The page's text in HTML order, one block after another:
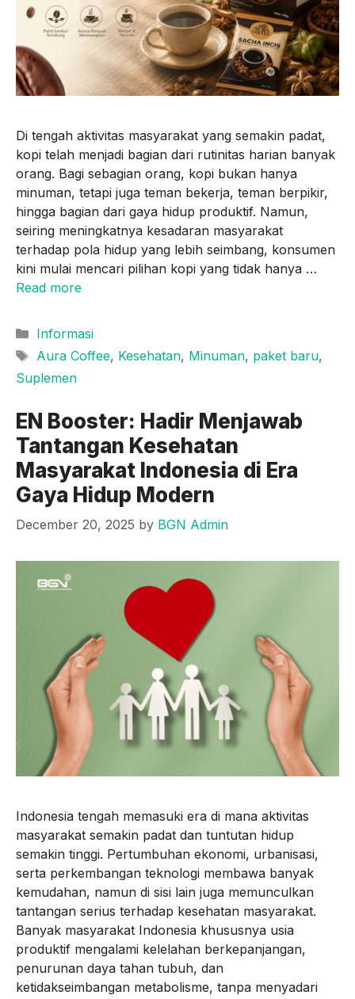
Di tengah aktivitas masyarakat yang semakin padat,
kopi telah menjadi bagian dari rutinitas harian banyak
orang. Bagi sebagian orang, kopi bukan hanya
minuman, tetapi juga teman bekerja, teman berpikir,
hingga bagian dari gaya hidup produktif. Namun,
seiring meningkatnya kesadaran masyarakat
terhadap pola hidup yang lebih seimbang, konsumen
kini mulai mencari pilihan kopi yang tidak hanya …
Read more
Categories
Informasi
Tags
Aura Coffee, Kesehatan, Minuman, paket baru,
Suplemen
EN Booster: Hadir Menjawab
Tantangan Kesehatan
Masyarakat Indonesia di Era
Gaya Hidup Modern
December 20, 2025 by BGN Admin
Indonesia tengah memasuki era di mana aktivitas
masyarakat semakin padat dan tuntutan hidup
semakin tinggi. Pertumbuhan ekonomi, urbanisasi,
serta perkembangan teknologi membawa banyak
kemudahan, namun di sisi lain juga memunculkan
tantangan serius terhadap kesehatan masyarakat.
Banyak masyarakat Indonesia khususnya usia
produktif mengalami kelelahan berkepanjangan,
penurunan daya tahan tubuh, dan
ketidakseimbangan metabolisme, tanpa menyadari